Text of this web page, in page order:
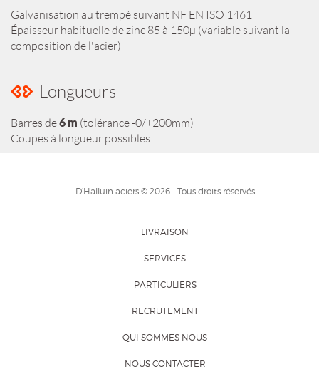
Galvanisation au trempé suivant NF EN ISO 1461
Épaisseur habituelle de zinc 85 à 150µ (variable suivant la
composition de l'acier)
Longueurs
Barres de6 m (tolérance -0/+200mm)
Coupes à longueur possibles.
D’Halluin aciers © 2026 - Tous droits réservés
LIVRAISON
SERVICES
PARTICULIERS
RECRUTEMENT
QUI SOMMES NOUS
NOUS CONTACTER